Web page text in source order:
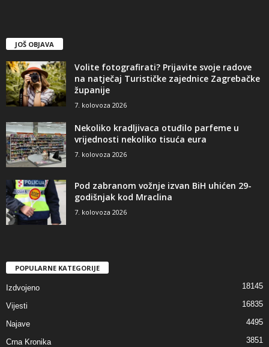
JOŠ OBJAVA
Volite fotografirati? Prijavite svoje radove
na natječaj Turističke zajednice Zagrebačke
županije
7. kolovoza 2026
Nekoliko kradljivaca otuđilo parfeme u
vrijednosti nekoliko tisuća eura
7. kolovoza 2026
Pod zabranom vožnje izvan BiH uhićen 29-
godišnjak kod Mraclina
7. kolovoza 2026
POPULARNE KATEGORIJE
Izdvojeno 18145
Vijesti 16835
Najave 4495
Crna Kronika 3851